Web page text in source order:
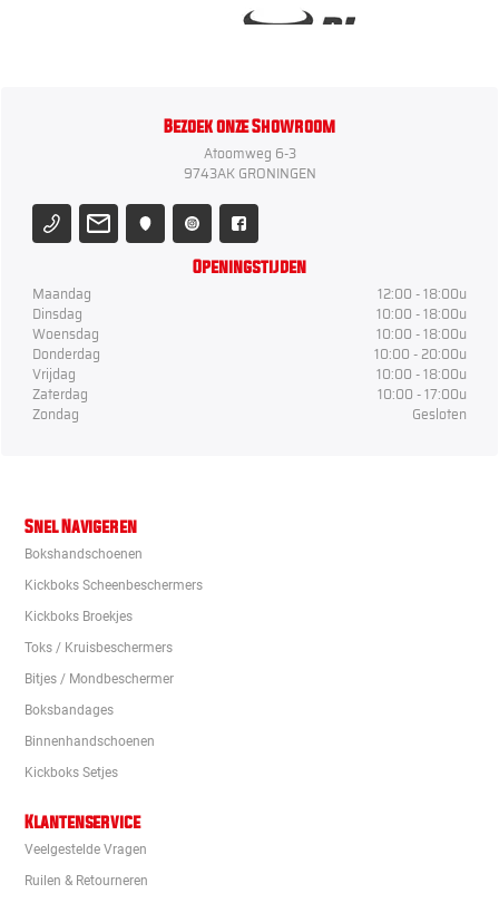
Bezoek onze Showroom
Atoomweg 6-3
9743AK GRONINGEN
Openingstijden
Maandag
12:00 - 18:00u
Dinsdag
10:00 - 18:00u
Woensdag
10:00 - 18:00u
Donderdag
10:00 - 20:00u
Vrijdag
10:00 - 18:00u
Zaterdag
10:00 - 17:00u
Zondag
Gesloten
Snel Navigeren
Bokshandschoenen
Kickboks Scheenbeschermers
Kickboks Broekjes
Toks / Kruisbeschermers
Bitjes / Mondbeschermer
Boksbandages
Binnenhandschoenen
Kickboks Setjes
Klantenservice
Veelgestelde Vragen
Ruilen & Retourneren